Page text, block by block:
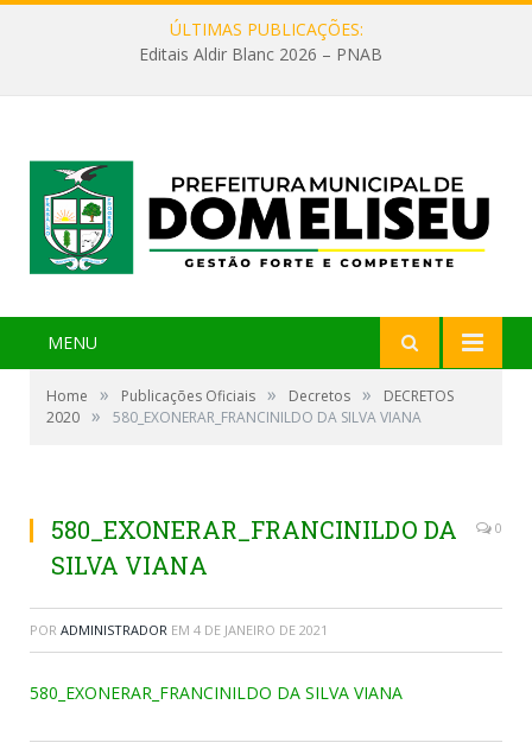
ÚLTIMAS PUBLICAÇÕES:
Editais Aldir Blanc 2026 – PNAB
MENU
Home » Publicações Oficiais » Decretos »
DECRETOS
2020 » 580_EXONERAR_FRANCINILDO DA SILVA VIANA
580_EXONERAR_FRANCINILDO DA
SILVA VIANA
0
POR ADMINISTRADOR EM 4 DE JANEIRO DE 2021
580_EXONERAR_FRANCINILDO DA SILVA VIANA